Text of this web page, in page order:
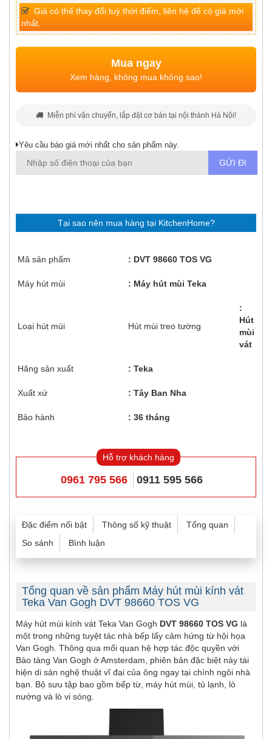
Giá có thể thay đổi tuỳ thời điểm, liên hệ để có giá mới
nhất.
Mua ngay
Xem hàng, không mua không sao!
Miễn phí vận chuyển, lắp đặt cơ bản tại nội thành Hà Nội!
Yêu cầu báo giá mới nhất cho sản phẩm này.
Tại sao nên mua hàng tại KitchenHome?
Mã sản phẩm DVT 98660 TOS VG
Máy hút mùi Máy hút mùi Teka
Loại hút mùi Hút mùi treo tường
Hút
mùi
vát
Hãng sản xuất Teka
Xuất xứ Tây Ban Nha
Bảo hành 36 tháng
Hỗ trợ khách hàng
0961 795 566 0911 595 566
Đặc điểm nổi bật Thông số kỹ thuật
Tổng quan
So sánh
Bình luận
Tổng quan về sản phẩm Máy hút mùi kính vát
Teka Van Gogh DVT 98660 TOS VG
Máy hút mùi kính vát Teka Van Gogh DVT 98660 TOS VG là
một trong những tuyệt tác nhà bếp lấy cảm hứng từ hội họa
Van Gogh. Thông qua mối quan hệ hợp tác độc quyền với
Bảo tàng Van Gogh ở Amsterdam, phiên bản đặc biệt này tái
hiện di sản nghệ thuật vĩ đại của ông ngay tại chính ngôi nhà
bạn. Bộ sưu tập bao gồm bếp từ, máy hút mùi, tủ lạnh, lò
nướng và lò vi sóng.